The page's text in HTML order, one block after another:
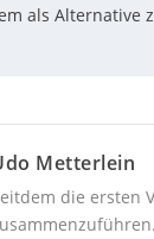
als Alternative
Metterlein
die ersten